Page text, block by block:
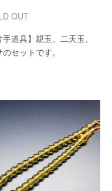
OUT
手道具】親玉、二天玉、
セットです。